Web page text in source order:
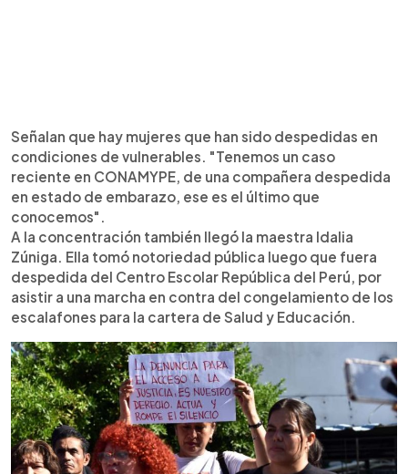
Señalan que hay mujeres que han sido despedidas en
condiciones de vulnerables. "Tenemos un caso
reciente en CONAMYPE, de una compañera despedida
en estado de embarazo, ese es el último que
conocemos".
A la concentración también llegó la maestra Idalia
Zúniga. Ella tomó notoriedad pública luego que fuera
despedida del Centro Escolar República del Perú, por
asistir a una marcha en contra del congelamiento de los
escalafones para la cartera de Salud y Educación.